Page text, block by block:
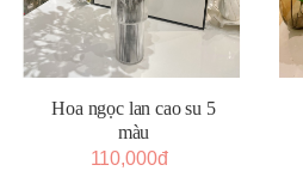
Hoa ngọc lan cao su 5
màu
110,000đ